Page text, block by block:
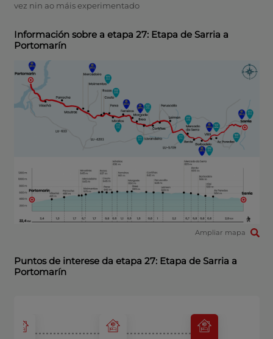
vez nin ao máis experimentado
Información sobre a etapa 27: Etapa de Sarria a
Portomarín
Ampliar mapa
Puntos de interese da etapa 27: Etapa de Sarria a
Portomarín